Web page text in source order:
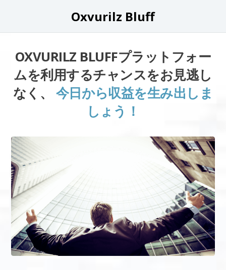
Oxvurilz Bluff
OXVURILZ BLUFFプラットフォー
ムを利用するチャンスをお見逃し
なく、 今日から収益を生み出しま
しょう！